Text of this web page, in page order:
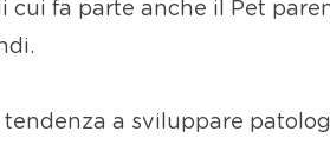
fa parte anche il Pet
a sviluppare